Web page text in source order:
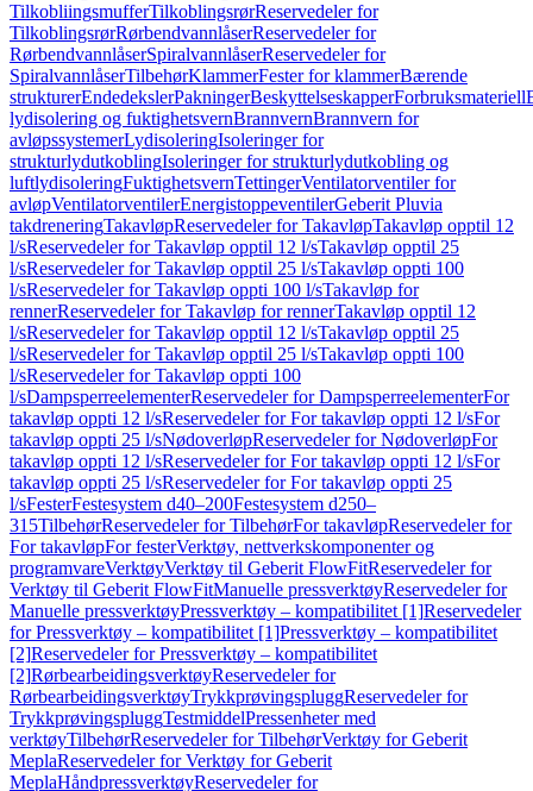
TilkobliingsmufferTilkoblingsrørReservedeler for
TilkoblingsrørRørbendvannlåserReservedeler for
RørbendvannlåserSpiralvannlåserReservedeler for
SpiralvannlåserTilbehørKlammerFester for klammerBærende
strukturerEndedekslerPakningerBeskyttelseskapperForbruksmateriell
lydisolering og fuktighetsvernBrannvernBrannvern for
avløpssystemerLydisoleringIsoleringer for
strukturlydutkoblingIsoleringer for strukturlydutkobling og
luftlydisoleringFuktighetsvernTettingerVentilatorventiler for
avløpVentilatorventilerEnergistoppeventilerGeberit Pluvia
takdreneringTakavløpReservedeler for TakavløpTakavløp opptil 12
l/sReservedeler for Takavløp opptil 12 l/sTakavløp opptil 25
l/sReservedeler for Takavløp opptil 25 l/sTakavløp oppti 100
l/sReservedeler for Takavløp oppti 100 l/sTakavløp for
rennerReservedeler for Takavløp for rennerTakavløp opptil 12
l/sReservedeler for Takavløp opptil 12 l/sTakavløp opptil 25
l/sReservedeler for Takavløp opptil 25 l/sTakavløp oppti 100
l/sReservedeler for Takavløp oppti 100
l/sDampsperreelementerReservedeler for DampsperreelementerFor
takavløp oppti 12 l/sReservedeler for For takavløp oppti 12 l/sFor
takavløp oppti 25 l/sNødoverløpReservedeler for NødoverløpFor
takavløp oppti 12 l/sReservedeler for For takavløp oppti 12 l/sFor
takavløp oppti 25 l/sReservedeler for For takavløp oppti 25
l/sFesterFestesystem d40–200Festesystem d250–
315TilbehørReservedeler for TilbehørFor takavløpReservedeler for
For takavløpFor festerVerktøy, nettverkskomponenter og
programvareVerktøyVerktøy til Geberit FlowFitReservedeler for
Verktøy til Geberit FlowFitManuelle pressverktøyReservedeler for
Manuelle pressverktøyPressverktøy – kompatibilitet [1]Reservedeler
for Pressverktøy – kompatibilitet [1]Pressverktøy – kompatibilitet
[2]Reservedeler for Pressverktøy – kompatibilitet
[2]RørbearbeidingsverktøyReservedeler for
RørbearbeidingsverktøyTrykkprøvingspluggReservedeler for
TrykkprøvingspluggTestmiddelPressenheter med
verktøyTilbehørReservedeler for TilbehørVerktøy for Geberit
MeplaReservedeler for Verktøy for Geberit
MeplaHåndpressverktøyReservedeler for